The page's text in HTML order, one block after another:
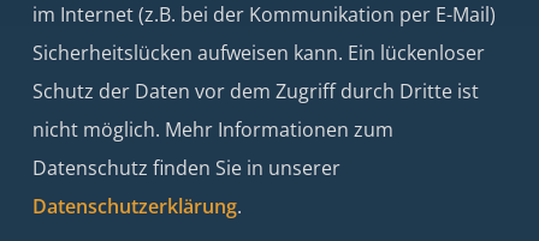
im Internet (z.B. bei der Kommunikation per E-Mail)
Sicherheitslücken aufweisen kann. Ein lückenloser
Schutz der Daten vor dem Zugriff durch Dritte ist
nicht möglich. Mehr Informationen zum
Datenschutz finden Sie in unserer
Datenschutzerklärung.